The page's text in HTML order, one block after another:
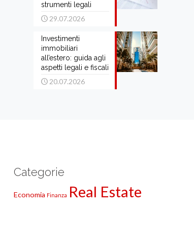
strumenti legali
29.07.2026
Investimenti
immobiliari
all’estero: guida agli
aspetti legali e fiscali
20.07.2026
Categorie
Economia Finanza Real Estate